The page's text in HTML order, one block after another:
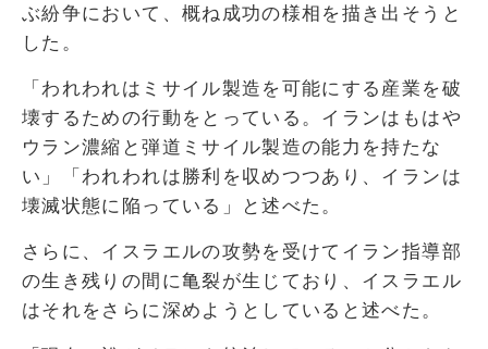
ぶ紛争において、概ね成功の様相を描き出そうと
した。
「われわれはミサイル製造を可能にする産業を破
壊するための行動をとっている。イランはもはや
ウラン濃縮と弾道ミサイル製造の能力を持たな
い」「われわれは勝利を収めつつあり、イランは
壊滅状態に陥っている」と述べた。
さらに、イスラエルの攻勢を受けてイラン指導部
の生き残りの間に亀裂が生じており、イスラエル
はそれをさらに深めようとしていると述べた。